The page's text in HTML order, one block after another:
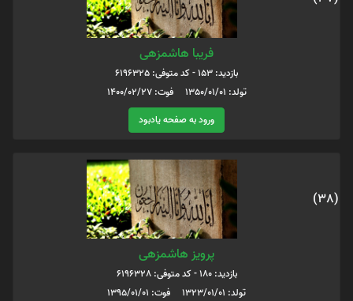
فریبا‌ هاشمزهی
بازدید: 153 - کد متوفی: 6196325
تولد: 1350/01/01 فوت: 1400/02/27
ورود به صفحه یادبود
(38)
پرویز هاشمزهی
بازدید: 180 - کد متوفی: 6196328
تولد: 1323/01/01 فوت: 1395/01/01